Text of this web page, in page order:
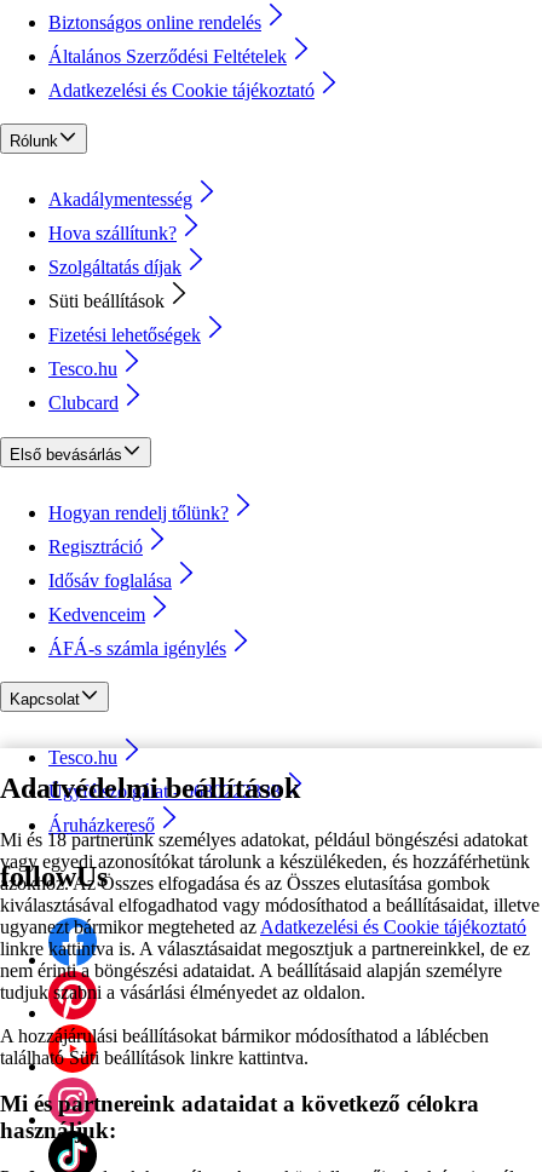
Adatvédelmi beállítások
Mi és 18 partnerünk személyes adatokat, például böngészési adatokat
vagy egyedi azonosítókat tárolunk a készülékeden, és hozzáférhetünk
azokhoz. Az Összes elfogadása és az Összes elutasítása gombok
kiválasztásával elfogadhatod vagy módosíthatod a beállításaidat, illetve
ugyanezt bármikor megteheted az Adatkezelési és Cookie tájékoztató
linkre kattintva is. A választásaidat megosztjuk a partnereinkkel, de ez
nem érinti a böngészési adataidat. A beállításaid alapján személyre
tudjuk szabni a vásárlási élményedet az oldalon.
A hozzájárulási beállításokat bármikor módosíthatod a láblécben
található Süti beállítások linkre kattintva.
Mi és partnereink adataidat a következő célokra
használjuk:
Biztonságos online rendelés
Általános Szerződési Feltételek
Adatkezelési és Cookie tájékoztató
Rólunk
Akadálymentesség
Hova szállítunk?
Szolgáltatás díjak
Süti beállítások
Fizetési lehetőségek
Tesco.hu
Clubcard
Első bevásárlás
Hogyan rendelj tőlünk?
Regisztráció
Idősáv foglalása
Kedvenceim
ÁFÁ-s számla igénylés
Kapcsolat
Tesco.hu
Ügyfélszolgálat - 0680222333
Áruházkereső
followUs